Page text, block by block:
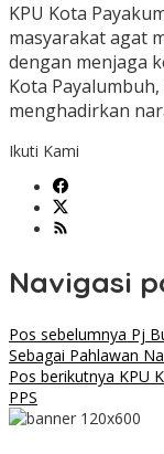
KPU Kota
masyarakat agat
dengan menjaga
Kota
menghadirkan
Ikuti Kami
Navigasi
Pos sebelumnya Pj
Sebagai Pahlawan
Pos berikutnya KPU
PPS